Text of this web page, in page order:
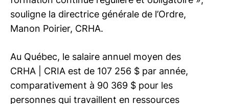
souligne la directrice générale de l’Ordre,
Manon Poirier, CRHA.
Au Québec, le salaire annuel moyen des
CRHA | CRIA est de 107 256 $ par année,
comparativement à 90 369 $ pour les
personnes qui travaillent en ressources